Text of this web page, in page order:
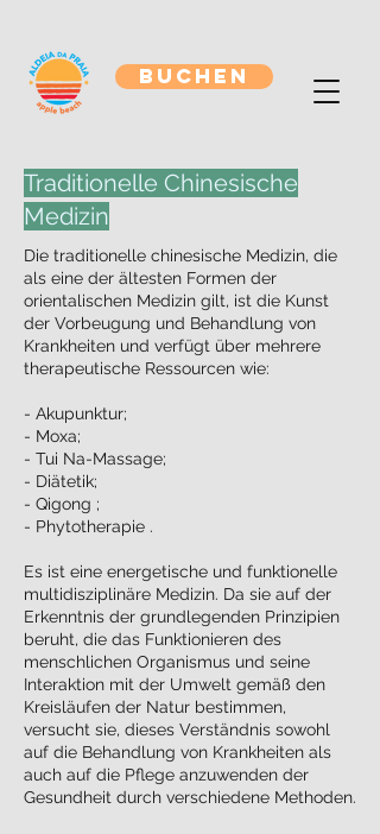
BUCHEN
Traditionelle Chinesische
Medizin
Die traditionelle chinesische Medizin, die
als eine der ältesten Formen der
orientalischen Medizin gilt, ist die Kunst
der Vorbeugung und Behandlung von
Krankheiten und verfügt über mehrere
therapeutische Ressourcen wie:
- Akupunktur;
- Moxa;
- Tui Na-Massage;
- Diätetik;
- Qigong ;
- Phytotherapie .
Es ist eine energetische und funktionelle
multidisziplinäre Medizin. Da sie auf der
Erkenntnis der grundlegenden Prinzipien
beruht, die das Funktionieren des
menschlichen Organismus und seine
Interaktion mit der Umwelt gemäß den
Kreisläufen der Natur bestimmen,
versucht sie, dieses Verständnis sowohl
auf die Behandlung von Krankheiten als
auch auf die Pflege anzuwenden der
Gesundheit durch verschiedene Methoden.